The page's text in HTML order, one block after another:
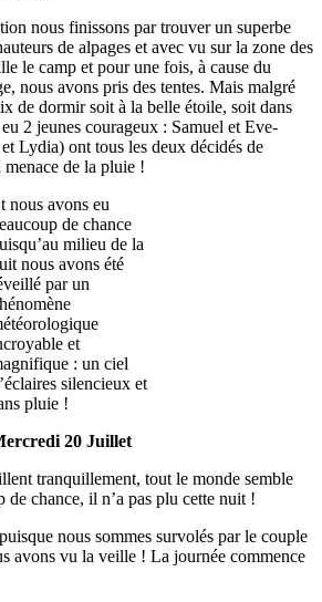
nous finissons par trouver un superbe
de alpages et avec vu sur la zone des
le camp et pour une fois, à cause du
nous avons pris des tentes. Mais malgré
de dormir soit à la belle étoile, soit dans
2 jeunes courageux : Samuel et Eve-
Lydia) ont tous les deux décidés de
de la pluie !
nous avons eu
de chance
milieu de la
nous avons été
par un
et
: un ciel
silencieux et
pluie !
20 Juillet
tranquillement, tout le monde semble
chance, il n’a pas plu cette nuit !
nous sommes survolés par le couple
avons vu la veille ! La journée commence